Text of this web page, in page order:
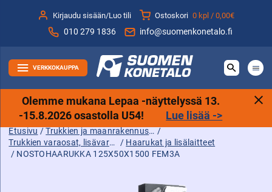
sisältöön
Kirjaudu sisään/Luo tili Ostoskori 0 kpl /0,00€
010 279 1836 info@suomenkonetalo.fi
VERKKOKAUPPA
Olemme mukana Lepaa -näyttelyssä 13.
-15.8.2026 osastolla U54! Lue lisää ->
Etusivu / Trukkien ja maanrakennuskoneiden tarvikkeet sekä varaosat ja lisävarusteet /
Trukkien varaosat, lisävarusteet ja tarvikkeet / Haarukat ja lisälaitteet
/ NOSTOHAARUKKA 125X50X1500 FEM3A